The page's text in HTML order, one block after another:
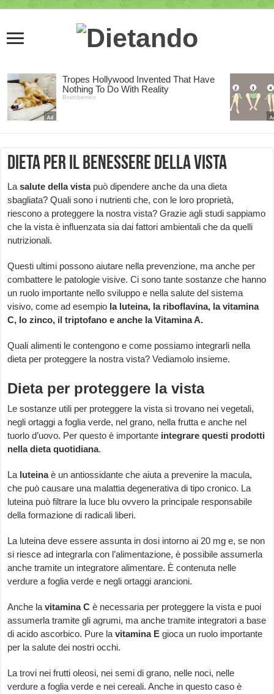
Dieta per il benessere della vista
Lasalute della vistapuò dipendere anche da una dieta
sbagliata? Quali sono i nutrienti che, con le loro proprietà,
riescono a proteggere la nostra vista? Grazie agli studi sappiamo
che la vista è influenzata sia dai fattori ambientali che da quelli
nutrizionali.
Questi ultimi possono aiutare nella prevenzione, ma anche per
combattere le patologie visive. Ci sono tante sostanze che hanno
un ruolo importante nello sviluppo e nella salute del sistema
visivo, come ad esempio la luteina, la riboflavina, la vitamina
C, lo zinco, il triptofano e anche la Vitamina A.
Quali alimenti le contengono e come possiamo integrarli nella
dieta per proteggere la nostra vista? Vediamolo insieme.
Dieta per proteggere la vista
Le sostanze utili per proteggere la vista si trovano nei vegetali,
negli ortaggi a foglia verde, nel grano, nella frutta e anche nel
tuorlo d’uovo. Per questo è importante integrare questi prodotti
nella dieta quotidiana.
La luteinaè un antiossidante che aiuta a prevenire la macula,
che può causare una malattia degenerativa di tipo cronico. La
luteina può filtrare la luce blu ovvero la principale responsabile
della formazione di radicali liberi.
La luteina deve essere assunta in dosi intorno ai 20 mg e, se non
si riesce ad integrarla con l’alimentazione, è possibile assumerla
anche tramite un integratore alimentare. È contenuta nelle
verdure a foglia verde e negli ortaggi arancioni.
Anche lavitamina C è necessaria per proteggere la vista e puoi
assumerla tramite gli agrumi, ma anche tramite integratori a base
di acido ascorbico. Pure lavitamina E gioca un ruolo importante
per la salute dei nostri occhi.
La trovi nei frutti oleosi, nei semi di grano, nelle noci, nelle
verdure a foglia verde e nei cereali. Anche in questo caso è